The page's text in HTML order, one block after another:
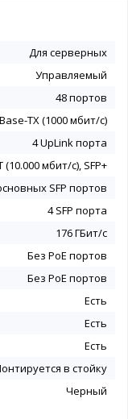
Для серверных
Управляемый
48 портов
TX (1000 мбит/с)
4 UpLink порта
(10.000 мбит/с), SFP+
SFP портов
4 SFP порта
176 ГБит/с
Без PoE портов
Без PoE портов
Есть
Есть
Есть
в стойку
Черный